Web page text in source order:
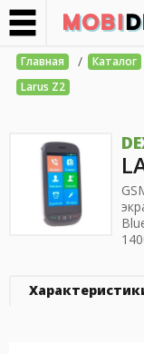
Главная / Каталог
Larus Z2